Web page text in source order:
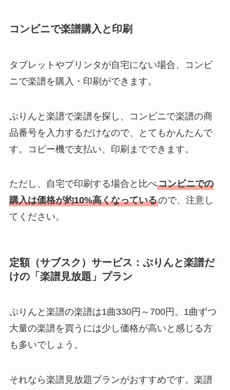
コンビニで楽譜購入と印刷
タブレットやプリンタが自宅にない場合、コンビ
ニで楽譜を購入・印刷ができます。
ぷりんと楽譜で楽譜を探し、コンビニで楽譜の商
品番号を入力するだけなので、とてもかんたんで
す。コピー機で支払い、印刷までできます。
ただし、自宅で印刷する場合と比べコンビニでの
購入は価格が約10%高くなっているので、注意し
てください。
定額（サブスク）サービス：ぷりんと楽譜だ
けの「楽譜見放題」プラン
ぷりんと楽譜の楽譜は1曲330円～700円。1曲ずつ
大量の楽譜を買うには少し価格が高いと感じる方
も多いでしょう。
それなら楽譜見放題プランがおすすめです。楽譜